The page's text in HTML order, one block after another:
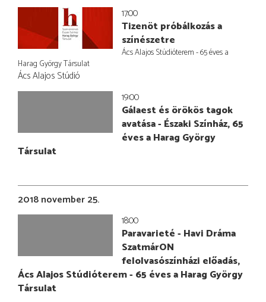
17:00
Tizenöt próbálkozás a
színészetre
Ács Alajos Stúdióterem - 65 éves a
Harag György Társulat
Ács Alajos Stúdió
19:00
Gálaest és örökös tagok
avatása - Északi Színház, 65
éves a Harag György
Társulat
2018 november 25.
18:00
Paravarieté - Havi Dráma
SzatmárON
felolvasószínházi előadás,
Ács Alajos Stúdióterem - 65 éves a Harag György
Társulat